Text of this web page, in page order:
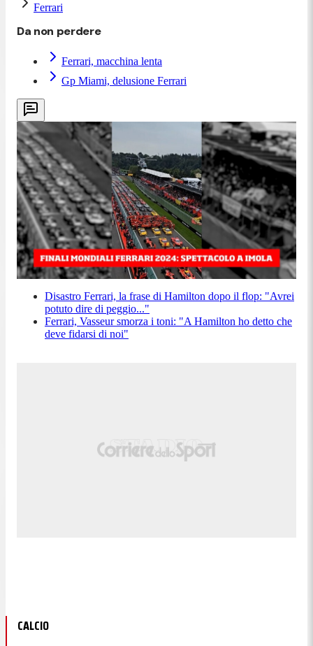
Ferrari
Da non perdere
Ferrari, macchina lenta
Gp Miami, delusione Ferrari
Disastro Ferrari, la frase di Hamilton dopo il flop: "Avrei
potuto dire di peggio..."
Ferrari, Vasseur smorza i toni: "A Hamilton ho detto che
deve fidarsi di noi"
CALCIO